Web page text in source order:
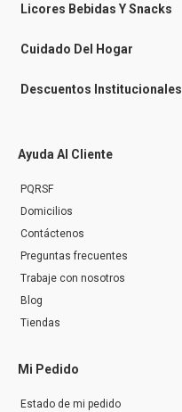
n
g
r
Licores Bebidas Y Snacks
Cuidado Del Hogar
Descuentos Institucionales
Ayuda Al Cliente
PQRSF
Domicilios
Contáctenos
Preguntas frecuentes
Trabaje con nosotros
Blog
Tiendas
Mi Pedido
Estado de mi pedido